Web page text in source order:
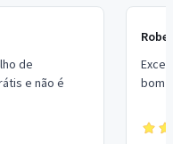
de
e não é
bom